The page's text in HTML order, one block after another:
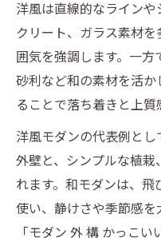
洋風は直線的なライン
クリート、ガラス素材
囲気を強調します。一方
砂利など和の素材を活
ることで落ち着きと上質
洋風モダンの代表例と
外壁と、シンプルな植栽
れます。和モダンは、飛
使い、静けさや季節感を
「モダン 外 構 かっこ